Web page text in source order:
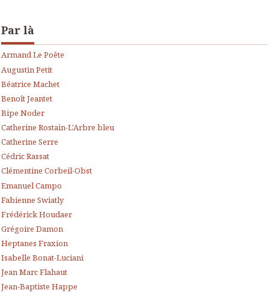
Par là
Armand Le Poête
Augustin Petit
Béatrice Machet
Benoît Jeantet
Bipe Noder
Catherine Rostain-L'Arbre bleu
Catherine Serre
Cédric Rassat
Clémentine Corbeil-Obst
Emanuel Campo
Fabienne Swiatly
Frédérick Houdaer
Grégoire Damon
Heptanes Fraxion
Isabelle Bonat-Luciani
Jean Marc Flahaut
Jean-Baptiste Happe